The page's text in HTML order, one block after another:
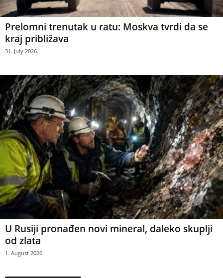
Prelomni trenutak u ratu: Moskva tvrdi da se
kraj približava
31. July 2026.
U Rusiji pronađen novi mineral, daleko skuplji
od zlata
1. August 2026.